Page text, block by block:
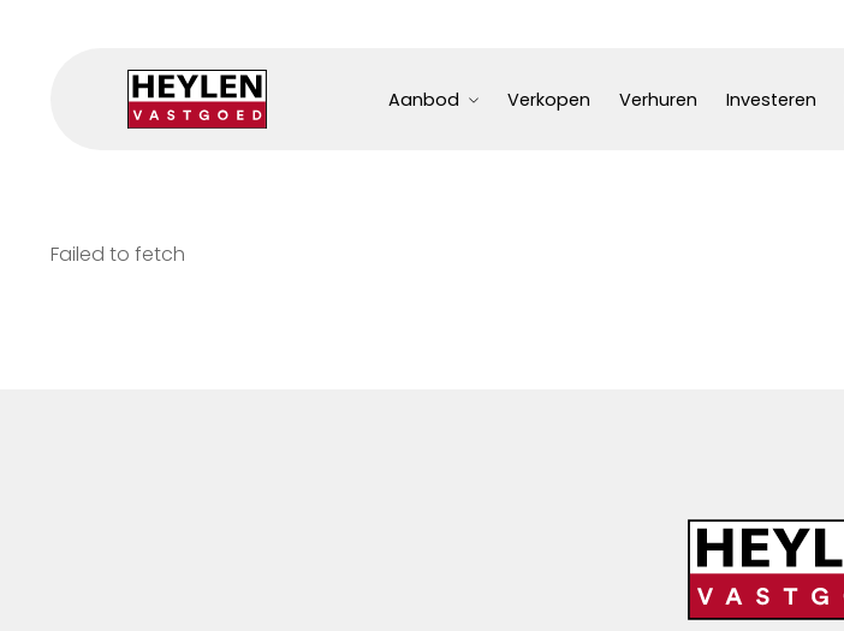
Aanbod Verkopen Verhuren Investeren
Failed to fetch